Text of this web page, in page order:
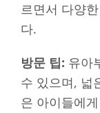
르면서 다양
다.
방문 팁: 유아
수 있으며, 넓
은 아이들에